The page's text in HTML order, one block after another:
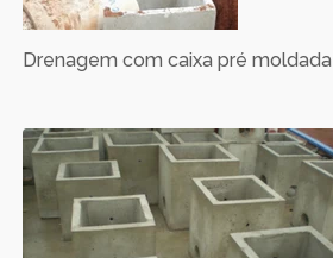
Drenagem com caixa pré moldada